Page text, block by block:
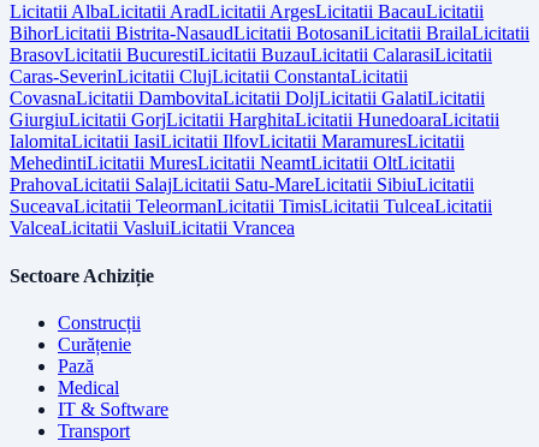
LicitatiiAlbaLicitatiiAradLicitatiiArgesLicitatii BacauLicitatii
BihorLicitatii Bistrita-NasaudLicitatii BotosaniLicitatii BrailaLicitatii
BrasovLicitatii BucurestiLicitatii BuzauLicitatii CalarasiLicitatii
Caras-SeverinLicitatii ClujLicitatii ConstantaLicitatii
CovasnaLicitatii DambovitaLicitatii DoljLicitatii GalatiLicitatii
GiurgiuLicitatii GorjLicitatii HarghitaLicitatii HunedoaraLicitatii
IalomitaLicitatii IasiLicitatii IlfovLicitatii MaramuresLicitatii
MehedintiLicitatii MuresLicitatii NeamtLicitatii OltLicitatii
PrahovaLicitatii SalajLicitatii Satu-MareLicitatii SibiuLicitatii
SuceavaLicitatii TeleormanLicitatii TimisLicitatii TulceaLicitatii
ValceaLicitatii VasluiLicitatii Vrancea
Sectoare Achiziție
Construcții
Curățenie
Pază
Medical
IT & Software
Transport